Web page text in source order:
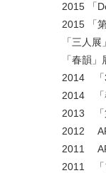
2015 「
2015 「
「三人
「春韻
2014 「
2014 「
2013 「
2012
2011
2011 「